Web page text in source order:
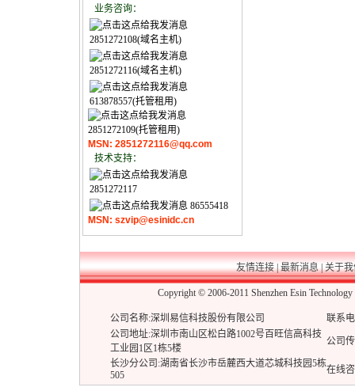
业务咨询：
2851272108(域名主机)
2851272116(域名主机)
613878557(托管租用)
2851272109(托管租用)
MSN: 2851272116@qq.com
技术支持：
2851272117
86555418
MSN: szvip@esinidc.cn
友情连接|最新消息|关于
Copyright © 2006-2011 Shenzhen Esin
公司名称:深圳易信科技股份有限公司
联系电
公司地址:深圳市南山区松白路1002号百旺信高科技
工业园1区1栋5楼
公司
长沙分公司:湖南省长沙市岳麓西大道芯城科技园5栋
505
在线